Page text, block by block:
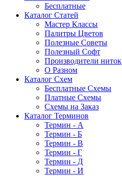
Бесплатные
Каталог Статей
Мастер Классы
Палитры Цветов
Полезные Советы
Полезный Софт
Производители ниток
О Разном
Каталог Схем
Бесплатные Схемы
Платные Схемы
Схемы на Заказ
Каталог Терминов
Термин - А
Термин - Б
Термин - В
Термин - Г
Термин - Д
Термин - И